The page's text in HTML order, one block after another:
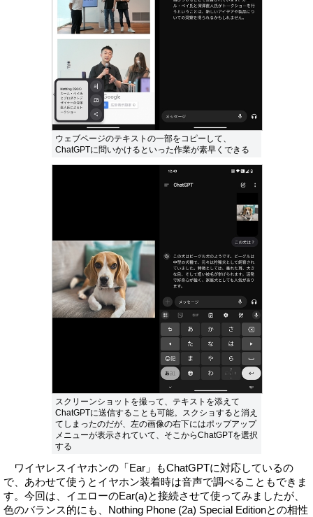
ウェブページのテキストの一部をコピーして、
ChatGPTに問いかけるといった作業が素早くできる
スクリーンショットを撮って、テキストを添えて
ChatGPTに送信することも可能。スクショすると消え
てしまったのだが、左の画像の右下にはポップアップ
メニューが表示されていて、そこからChatGPTを選択
する
ワイヤレスイヤホンの「Ear」もChatGPTに対応しているの
で、あわせて使うとイヤホン装着時は音声で調べることもできま
す。今回は、イエローのEar(a)と接続させて使ってみましたが、
色のバランス的にも、Nothing Phone (2a) Special Editionとの相性